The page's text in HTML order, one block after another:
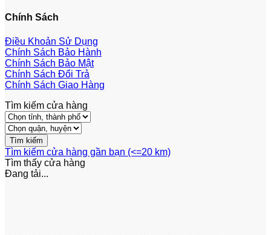
Chính Sách
Điều Khoản Sử Dụng
Chính Sách Bảo Hành
Chính Sách Bảo Mật
Chính Sách Đổi Trả
Chính Sách Giao Hàng
Tìm kiếm cửa hàng
Tìm kiếm cửa hàng gần bạn (<=20 km)
Tìm thấy cửa hàng
Đang tải...